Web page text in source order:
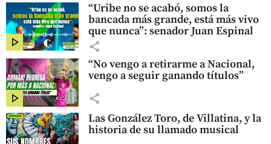
“Uribe no se acabó, somos la
bancada más grande, está más vivo
que nunca”: senador Juan Espinal
share
“No vengo a retirarme a Nacional,
vengo a seguir ganando títulos”
share
Las González Toro, de Villatina, y la
historia de su llamado musical